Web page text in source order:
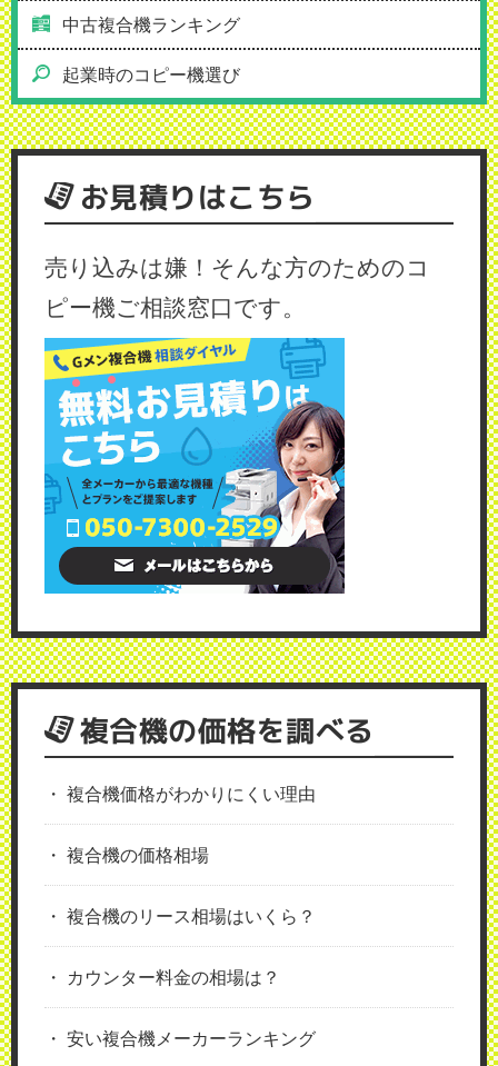
中古複合機ランキング
起業時のコピー機選び
お見積りはこちら
売り込みは嫌！そんな方のためのコ
ピー機ご相談窓口です。
複合機の価格を調べる
複合機価格がわかりにくい理由
複合機の価格相場
複合機のリース相場はいくら？
カウンター料金の相場は？
安い複合機メーカーランキング